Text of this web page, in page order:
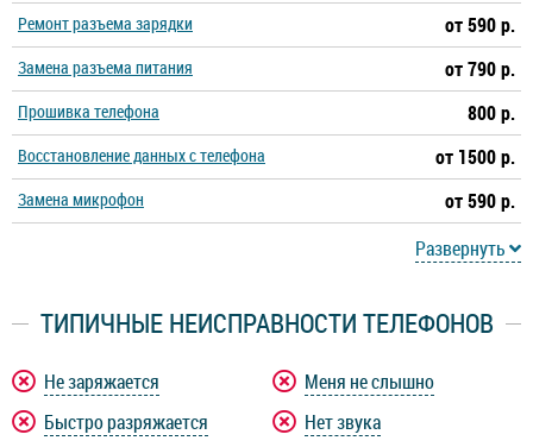
Ремонт разъема зарядки от 590 р.
Замена разъема питания от 790 р.
Прошивка телефона 800 р.
Восстановление данных с телефона от 1500 р.
Замена микрофон
от 590 р.
Развернуть
ТИПИЧНЫЕ НЕИСПРАВНОСТИ ТЕЛЕФОНОВ
Не заряжается
Быстро разряжается
Меня не слышно
Нет звука